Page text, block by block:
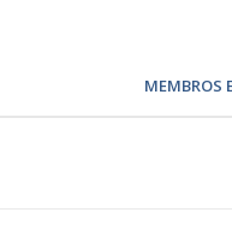
MEMBROS